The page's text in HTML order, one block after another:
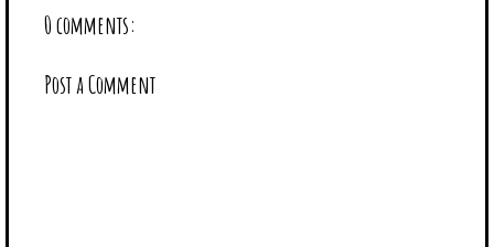
0 comments:
Post a Comment